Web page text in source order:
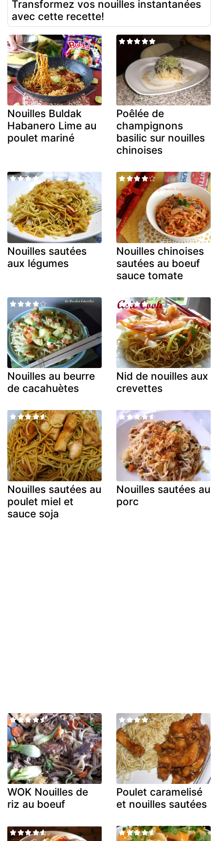
Transformez vos nouilles instantanées
avec cette recette!
Nouilles Buldak
Habanero Lime au
poulet mariné
Poêlée de
champignons
basilic sur nouilles
chinoises
Nouilles sautées
aux légumes
Nouilles chinoises
sautées au boeuf
sauce tomate
Nouilles au beurre
de cacahuètes
Nid de nouilles aux
crevettes
Nouilles sautées au
poulet miel et
sauce soja
Nouilles sautées au
porc
WOK Nouilles de
riz au boeuf
Poulet caramelisé
et nouilles sautées